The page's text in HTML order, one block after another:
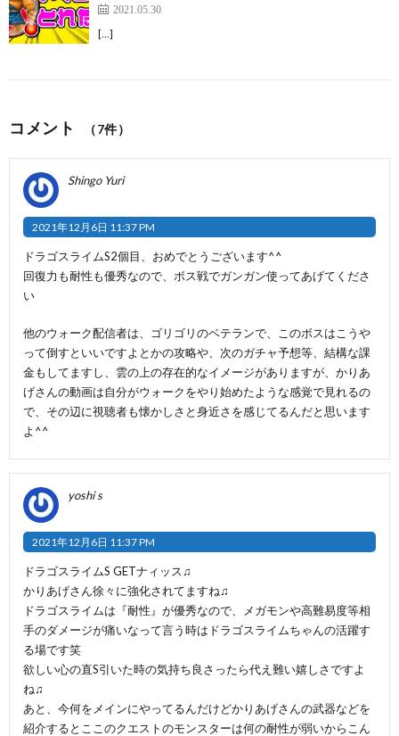
2021.05.30
[…]
コメント （7件）
Shingo Yuri
2021年12月6日 11:37 PM
ドラゴスライムS2個目、おめでとうございます^^
回復力も耐性も優秀なので、ボス戦でガンガン使ってあげてくださ
い
他のウォーク配信者は、ゴリゴリのベテランで、このボスはこうや
って倒すといいですよとかの攻略や、次のガチャ予想等、結構な課
金もしてますし、雲の上の存在的なイメージがありますが、かりあ
げさんの動画は自分がウォークをやり始めたような感覚で見れるの
で、その辺に視聴者も懐かしさと身近さを感じてるんだと思います
よ^^
yoshi s
2021年12月6日 11:37 PM
ドラゴスライムS GETナィッス♫
かりあげさん徐々に強化されてますね♫
ドラゴスライムは『耐性』が優秀なので、メガモンや高難易度等相
手のダメージが痛いなって言う時はドラゴスライムちゃんの活躍す
る場です笑
欲しい心の直S引いた時の気持ち良さったら代え難い嬉しさですよ
ね♫
あと、今何をメインにやってるんだけどかりあげさんの武器などを
紹介するとここのクエストのモンスターは何の耐性が弱いからこん